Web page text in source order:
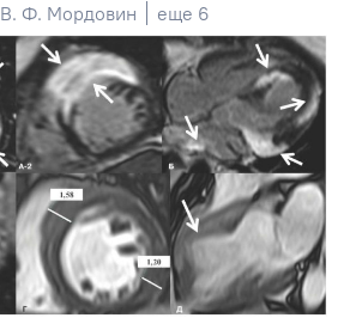
В. Ф. Мордовин еще 6